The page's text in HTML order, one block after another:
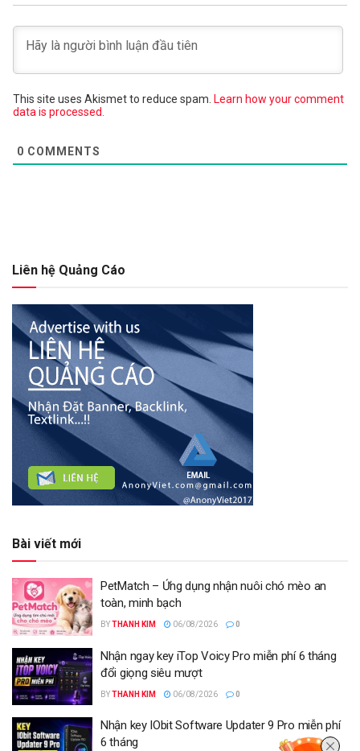
This site uses Akismet to reduce spam. Learn how your comment
data is processed.
0 COMMENTS
Liên hệ Quảng Cáo
Bài viết mới
PetMatch – Ứng dụng nhận nuôi chó mèo an
toàn, minh bạch
BYTHANH KIM 06/08/2026 0
Nhận ngay key iTop Voicy Pro miễn phí 6 tháng
đổi giọng siêu mượt
BYTHANH KIM 06/08/2026 0
Nhận key IObit Software Updater 9 Pro miễn phí
6 tháng